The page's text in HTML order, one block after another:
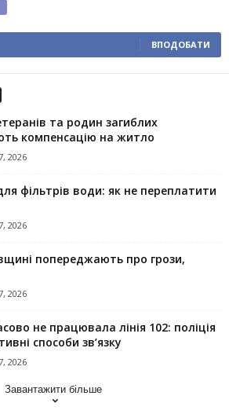
ВПОДОБАТИ
та родин загиблих
компенсацію на житло
2026
фільтрів води: як не переплатити
2026
попереджають про грози,
2026
не працювала лінія 102: поліція
способи зв’язку
2026
Завантажити більше